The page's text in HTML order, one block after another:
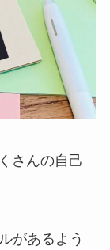
さんの自己
があるよう